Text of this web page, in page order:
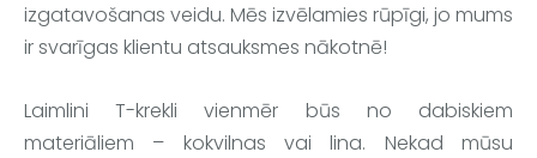
izgatavošanas veidu. Mēs izvēlamies rūpīgi, jo mums
ir svarīgas klientu atsauksmes nākotnē!
Laimlini T-krekli vienmēr būs no dabiskiem
materiāliem – kokvilnas vai lina. Nekad mūsu